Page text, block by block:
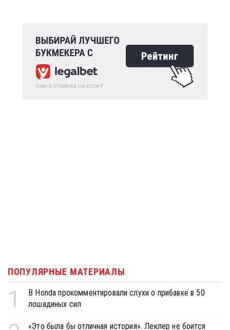
ПОПУЛЯРНЫЕ МАТЕРИАЛЫ
1
В Honda прокомментировали слухи о прибавке в 50
лошадиных сил
«Это была бы отличная история». Леклер не боится